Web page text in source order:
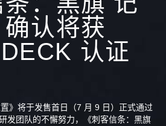
认将获
认证
》将于发售首日（7 月 9 日）正式通过
发团队的不懈努力，《刺客信条：黑旗